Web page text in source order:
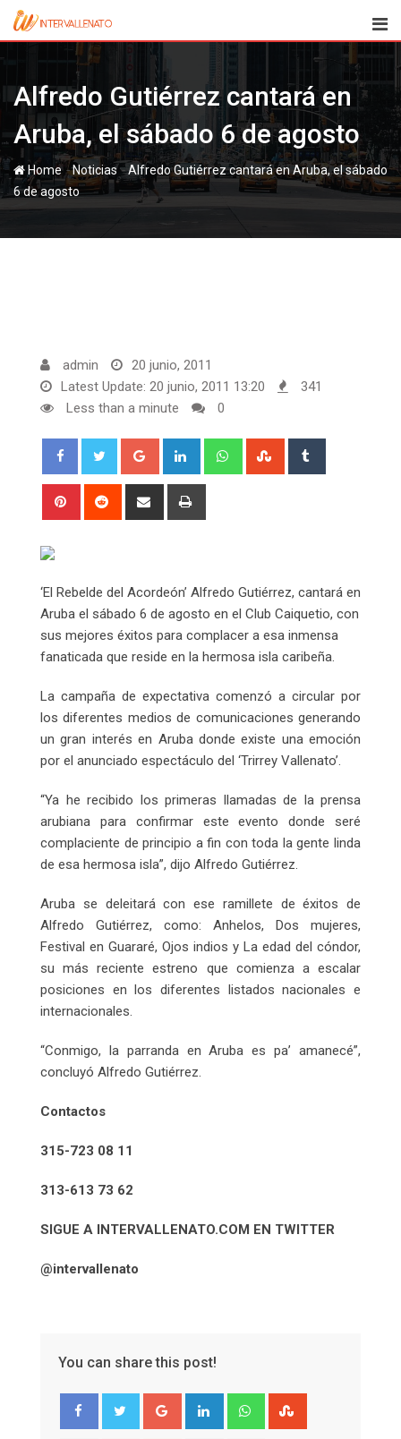
Skip
Alfredo Gutiérrez cantará en
Aruba, el sábado 6 de agosto
Home-Noticias-Alfredo Gutiérrez cantará en Aruba, el sábado
6 de agosto
admin
20 junio, 2011
Latest Update: 20 junio, 2011 13:20
341
Less than a minute
0
Google+ LinkedIn WhatsappStumbleUpon
Pinterest Reddit
Share
‘El Rebelde del Acordeón’ Alfredo Gutiérrez, cantará en
Aruba el sábado 6 de agosto en el Club Caiquetio, con
sus mejores éxitos para complacer a esa inmensa
fanaticada que reside en la hermosa isla caribeña.
La campaña de expectativa comenzó a circular por
los diferentes medios de comunicaciones generando
un gran interés en Aruba donde existe una emoción
por el anunciado espectáculo del ‘Trirrey Vallenato’.
“Ya he recibido los primeras llamadas de la prensa
arubiana para confirmar este evento donde seré
complaciente de principio a fin con toda la gente linda
de esa hermosa isla”, dijo Alfredo Gutiérrez.
Aruba se deleitará con ese ramillete de éxitos de
Alfredo Gutiérrez, como: Anhelos, Dos mujeres,
Festival en Guararé, Ojos indios y La edad del cóndor,
su más reciente estreno que comienza a escalar
posiciones en los diferentes listados nacionales e
internacionales.
“Conmigo, la parranda en Aruba es pa’ amanecé”,
concluyó Alfredo Gutiérrez.
Contactos
315-723 08 11
313-613 73 62
SIGUE A INTERVALLENATO.COM EN TWITTER
@intervallenato
You can share this post!
Google+ LinkedIn Whatsapp